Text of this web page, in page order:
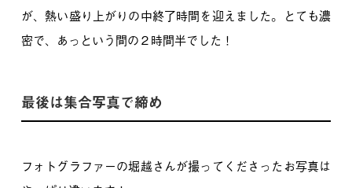
が、熱い盛り上がりの中終了時間を迎えました。とても濃
密で、あっという間の２時間半でした！
最後は集合写真で締め
フォトグラファーの堀越さんが撮ってくださったお写真は